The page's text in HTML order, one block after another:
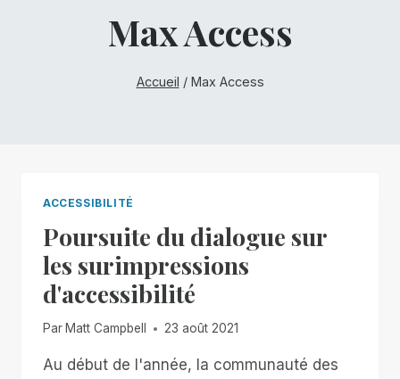
Max Access
Accueil / Max Access
ACCESSIBILITÉ
Poursuite du dialogue sur
les surimpressions
d'accessibilité
Par Matt Campbell 23 août 2021
Au début de l'année, la communauté des